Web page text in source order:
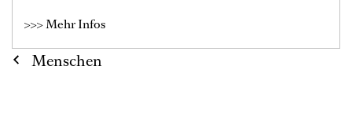
>>> Mehr Infos
Menschen